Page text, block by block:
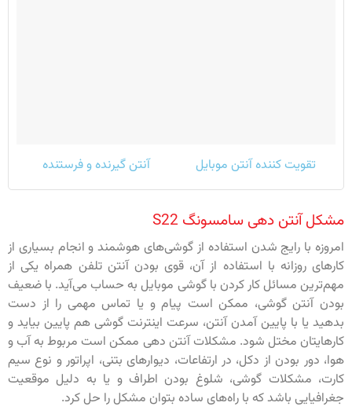
تقویت کننده آنتن موبایل آنتن گیرنده و فرستنده
مشکل آنتن دهی سامسونگ S22
امروزه با رایج شدن استفاده از گوشی‌های هوشمند و انجام بسیاری از
کارهای روزانه با استفاده از آن، قوی بودن آنتن تلفن همراه یکی از
مهم‌ترین مسائل کار کردن با گوشی موبایل به حساب می‌آید. با ضعیف
بودن آنتن گوشی، ممکن است پیام و یا تماس مهمی را از دست
بدهید یا با پایین آمدن آنتن، سرعت اینترنت گوشی هم پایین بیاید و
کارهایتان مختل شود. مشکلات آنتن دهی ممکن است مربوط به آب و
هوا، دور بودن از دکل، در ارتفاعات، دیوارهای بتنی، اپراتور و نوع سیم
کارت، مشکلات گوشی، شلوغ بودن اطراف و یا به دلیل موقعیت
جغرافیایی باشد که با راه‌های ساده بتوان مشکل را حل کرد.